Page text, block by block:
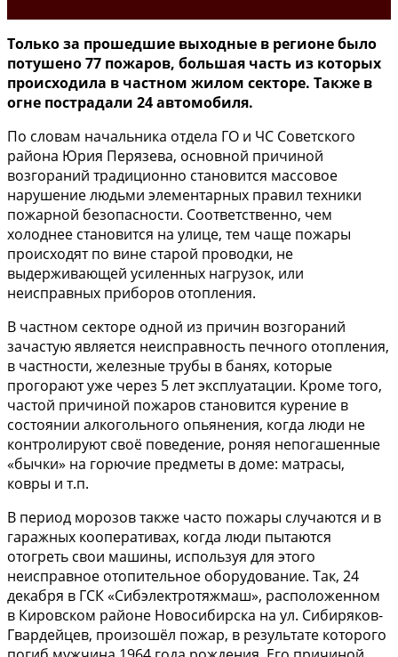
Только за прошедшие выходные в регионе было
потушено 77 пожаров, большая часть из которых
происходила в частном жилом секторе. Также в
огне пострадали 24 автомобиля.
По словам начальника отдела ГО и ЧС Советского
района Юрия Перязева, основной причиной
возгораний традиционно становится массовое
нарушение людьми элементарных правил техники
пожарной безопасности. Соответственно, чем
холоднее становится на улице, тем чаще пожары
происходят по вине старой проводки, не
выдерживающей усиленных нагрузок, или
неисправных приборов отопления.
В частном секторе одной из причин возгораний
зачастую является неисправность печного отопления,
в частности, железные трубы в банях, которые
прогорают уже через 5 лет эксплуатации. Кроме того,
частой причиной пожаров становится курение в
состоянии алкогольного опьянения, когда люди не
контролируют своё поведение, роняя непогашенные
«бычки» на горючие предметы в доме: матрасы,
ковры и т.п.
В период морозов также часто пожары случаются и в
гаражных кооперативах, когда люди пытаются
отогреть свои машины, используя для этого
неисправное отопительное оборудование. Так, 24
декабря в ГСК «Сибэлектротяжмаш», расположенном
в Кировском районе Новосибирска на ул. Сибиряков-
Гвардейцев, произошёл пожар, в результате которого